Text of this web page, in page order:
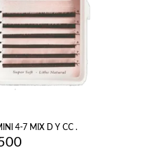
4-7 MIX D Y CC .